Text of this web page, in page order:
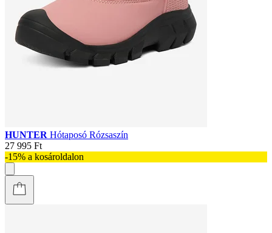
HUNTER Hótaposó Rózsaszín
27 995 Ft
-15% a kosároldalon